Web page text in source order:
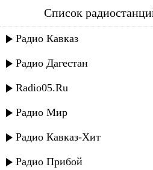
руслан магомедов -
Список
Радио Кавказ
Радио Дагестан
Radio05.Ru
Радио Мир
Радио Кавказ-Хит
Радио Прибой
Руслан Магомедов -
Руслан Магомедов - Весна